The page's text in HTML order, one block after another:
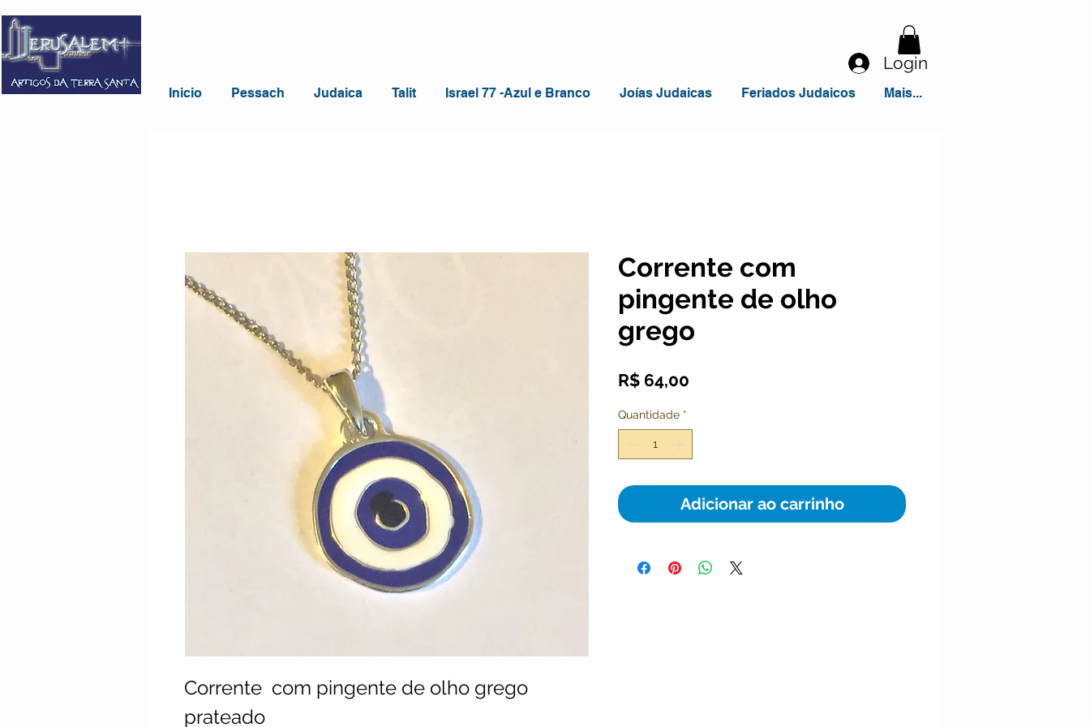
Inicio Pessach Judaica Talit Israel 77 -Azul e Branco Joías Judaicas Feriados Judaicos Mais...
Login
Corrente com pingente de olho grego
prateado
Corrente com
pingente de olho
grego
R$ 64,00
Quantidade *
Adicionar ao carrinho